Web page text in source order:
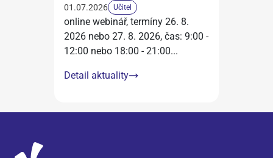
01.07.2026 Učitel
online webinář, termíny 26. 8.
2026 nebo 27. 8. 2026, čas: 9:00 -
12:00 nebo 18:00 - 21:00...
Detail aktuality